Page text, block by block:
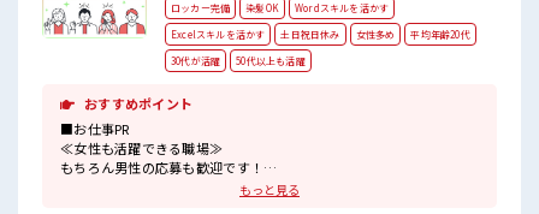
ロッカー完備
染髪OK
Wordスキルを活かす
Excelスキルを活かす
土日祝日休み 女性多め
平均年齢20代
30代が活躍
50代以上も活躍
おすすめポイント
■お仕事PR
≪女性も活躍できる職場≫
もちろん男性の応募も歓迎です！
もっと見る